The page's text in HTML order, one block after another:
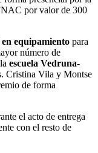
por valor de 300
equipamiento para
número de
escuela Vedruna-
Cristina Vila y Montse
de forma
el acto de entrega
con el resto de